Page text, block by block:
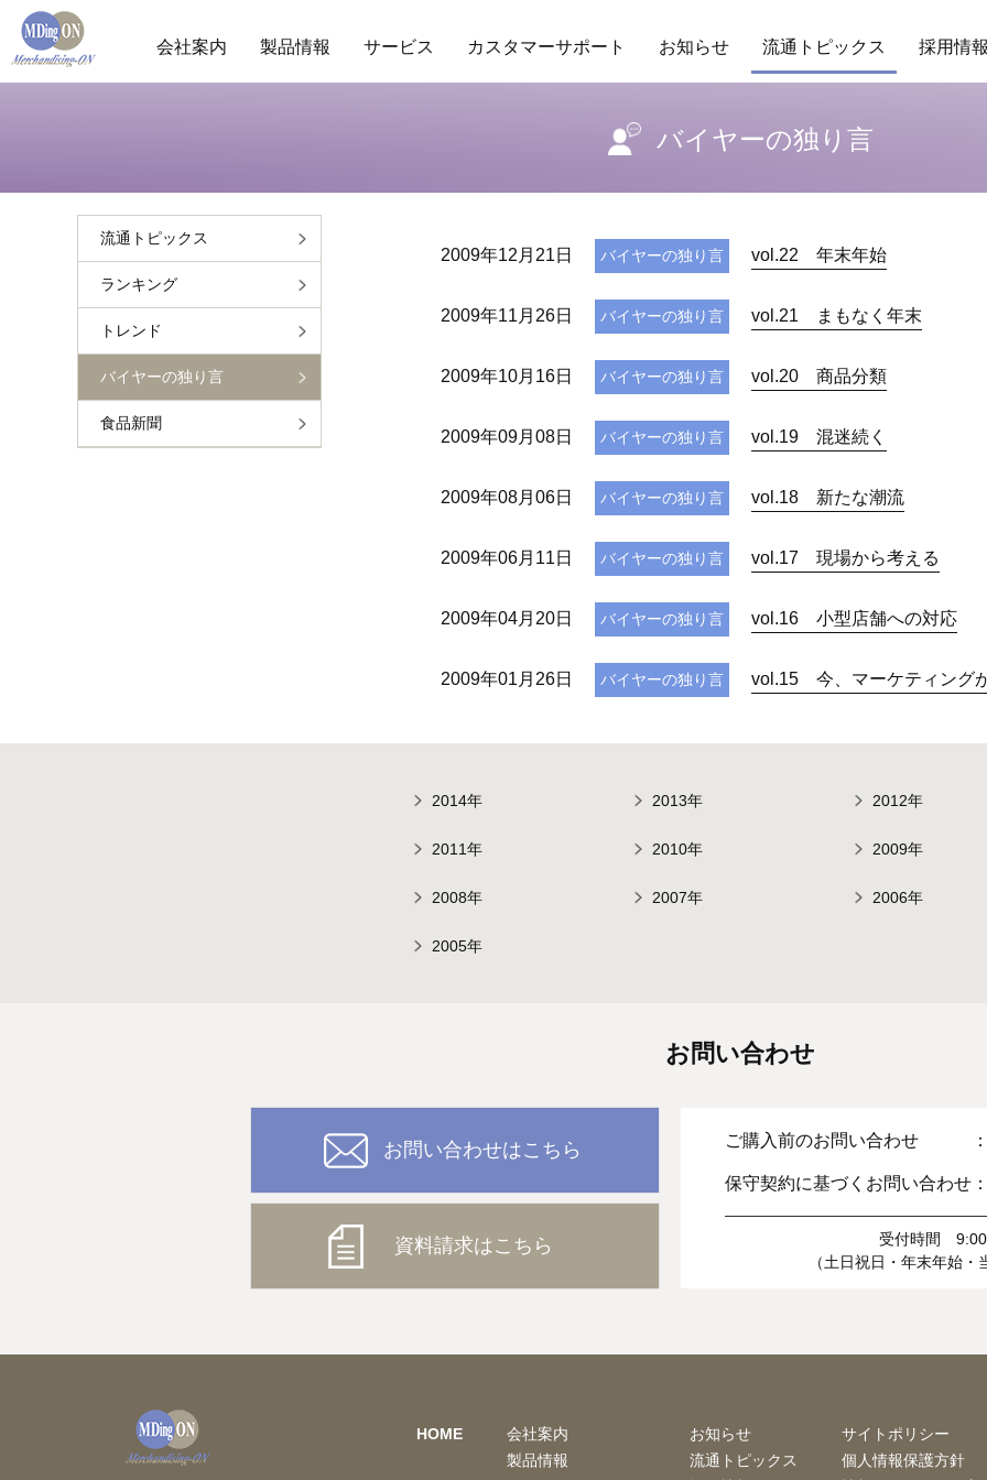
会社案内
アクセス
製品情報 サービス
研修
カスタマーサポート
保守ヘルプデスクサービス
お知らせ 流通トピックス
トレンド バイヤーの独り言
採用情
バイヤーの独り言
流通トピックス
ランキング
トレンド
バイヤーの独り言
食品新聞
2009年12月21日 バイヤーの独り言 vol.22 年末年始
2009年11月26日 バイヤーの独り言 vol.21 まもなく年末
2009年10月16日 バイヤーの独り言 vol.20 商品分類
2009年09月08日 バイヤーの独り言 vol.19 混迷続く
2009年08月06日 バイヤーの独り言 vol.18 新たな潮流
2009年06月11日 バイヤーの独り言 vol.17 現場から考える
2009年04月20日 バイヤーの独り言 vol.16 小型店舗への対応
2009年01月26日 バイヤーの独り言 vol.15 今、マーケティング
2014年 2013年 2012年
2011年 2010年 2009年
2008年 2007年 2006年
2005年
お問い合わせ
お問い合わせはこちら
資料請求はこちら
ご購入前のお問い合わせ
保守契約に基づくお問い合わせ
受付時間
（土日祝日・年末年始
HOME
会社案内
製品情報
お知らせ
流通トピックス
サイトポリシー
個人情報保護方針